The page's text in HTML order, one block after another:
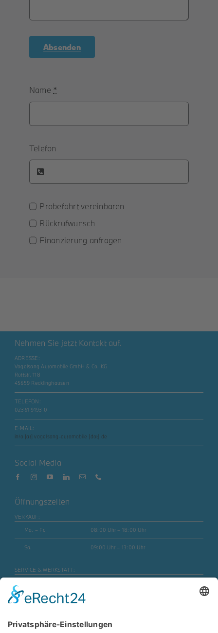
Absenden
Name *
Telefon
Probefahrt vereinbaren
Rückrufwunsch
Finanzierung anfragen
Nehmen Sie jetzt Kontakt auf.
ADRESSE:
Vogelsang Automobile GmbH & Co. KG
Rottstr. 118
45659 Recklinghausen
TELEFON:
02361 9193 0
E-MAIL:
info [at] vogelsang-automobile [dot] de
Social Media
Öffnungszeiten
VERKAUF:
Mo. – Fr.
08:00 Uhr – 18:00 Uhr
Sa. 09:00 Uhr – 13:00 Uhr
SERVICE & WERKSTATT:
Mo. – Fr. (Motorrad)